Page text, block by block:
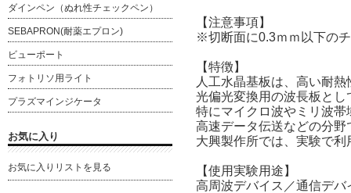
【注意事項】
※切断面に0.3ｍｍ以下の
【特徴】
人工水晶基板は、高い耐
光偏光変換用の波長板とし
特にマイクロ波やミリ波
高速データ伝送などの分
大興製作所では、実験で
【使用実験用途】
高周波デバイス／通信デバ
ダインペン（ぬれ性チェックペン）
SEBAPRON(耐薬エプロン)
ビューポート
フォトリソ用ライト
プラズマインジケータ
お気に入り
お気に入りリストを見る